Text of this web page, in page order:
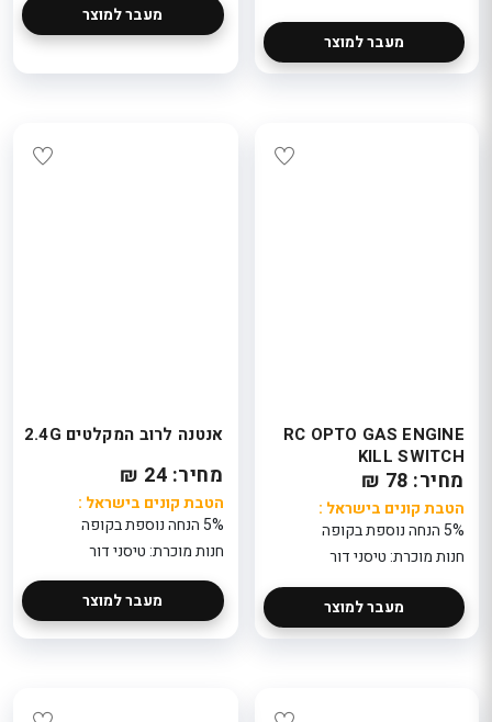
מעבר למוצר
מעבר למוצר
RC OPTO GAS ENGINE
KILL SWITCH
מחיר: 78 ₪
הטבת קונים בישראל :
5% הנחה נוספת בקופה
חנות מוכרת: טיסני דור
מעבר למוצר
אנטנה לרוב המקלטים 2.4G
מחיר: 24 ₪
הטבת קונים בישראל :
5% הנחה נוספת בקופה
חנות מוכרת: טיסני דור
מעבר למוצר